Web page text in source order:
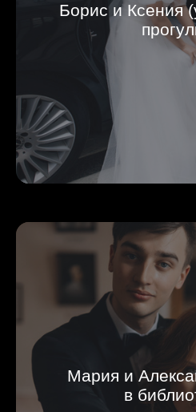
Борис и Ксения
Мария и
в